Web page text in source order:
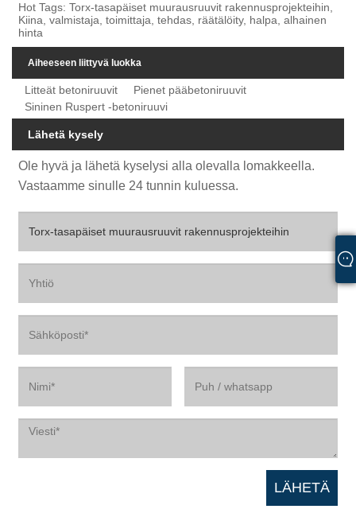
Hot Tags: Torx-tasapäiset muurausruuvit rakennusprojekteihin,
Kiina, valmistaja, toimittaja, tehdas, räätälöity, halpa, alhainen
hinta
Aiheeseen liittyvä luokka
Litteät betoniruuvit
Pienet pääbetoniruuvit
Sininen Ruspert -betoniruuvi
Lähetä kysely
Ole hyvä ja lähetä kyselysi alla olevalla lomakkeella.
Vastaamme sinulle 24 tunnin kuluessa.